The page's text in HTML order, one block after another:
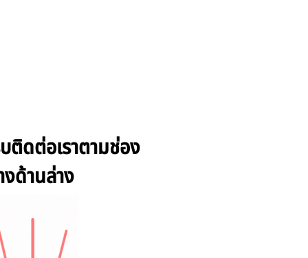
ติดต่อเราตามช่อง
ด้านล่าง